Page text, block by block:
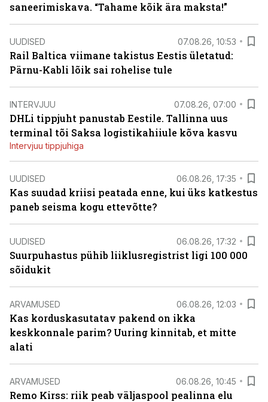
saneerimiskava. “Tahame kõik ära maksta!”
UUDISED 07.08.26, 10:53
Rail Baltica viimane takistus Eestis ületatud:
Pärnu-Kabli lõik sai rohelise tule
INTERVJUU 07.08.26, 07:00
DHLi tippjuht panustab Eestile. Tallinna uus
terminal tõi Saksa logistikahiiule kõva kasvu
Intervjuu tippjuhiga
UUDISED 06.08.26, 17:35
Kas suudad kriisi peatada enne, kui üks katkestus
paneb seisma kogu ettevõtte?
UUDISED 06.08.26, 17:32
Suurpuhastus pühib liiklusregistrist ligi 100 000
sõidukit
ARVAMUSED 06.08.26, 12:03
Kas korduskasutatav pakend on ikka
keskkonnale parim? Uuring kinnitab, et mitte
alati
ARVAMUSED 06.08.26, 10:45
Remo Kirss: riik peab väljaspool pealinna elu